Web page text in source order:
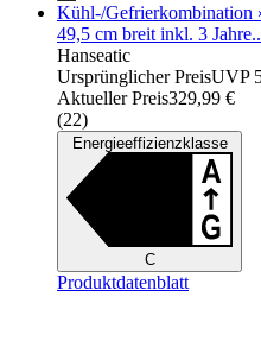
Kühl-/Gefrierkombination
49,5 cm breit inkl. 3
Hanseatic
Ursprünglicher PreisUVP
Aktueller Preis329,99 €
(22)
Energieeffizienzklasse
C
Produktdatenblatt